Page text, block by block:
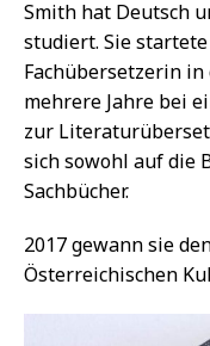
Smith hat Deutsch
studiert. Sie
Fachübersetzerin
mehrere Jahre bei
zur
sich sowohl auf die
Sachbücher.
2017 gewann sie
Österreichischen